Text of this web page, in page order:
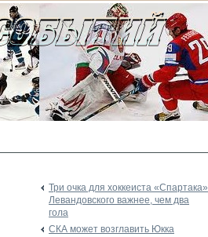
Три очка для хоккеиста «Спартака»
Левандовского важнее, чем два
гола
СКА может возглавить Юкка